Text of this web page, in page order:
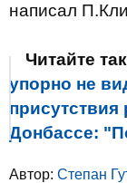
написал
Читайте
упорно не
Донбассе:
Автор: Степан